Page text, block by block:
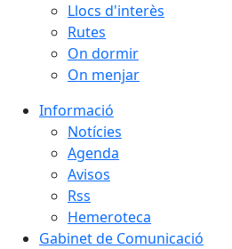
Llocs d'interès
Rutes
On dormir
On menjar
Informació
Notícies
Agenda
Avisos
Rss
Hemeroteca
Gabinet de Comunicació